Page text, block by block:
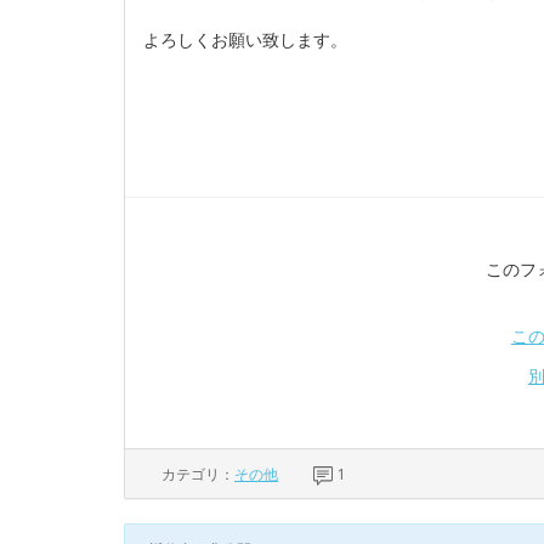
よろしくお願い致します。
このフ
こ
カテゴリ： その他 1